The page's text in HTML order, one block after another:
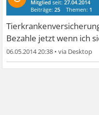
Mitglied seit:27.04.2014
Beiträge:25 Themen: 1
Bezahle jetzt wenn ich
06.05.2014 20:38 •